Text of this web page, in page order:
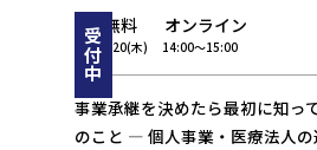
受付中
無料 オンライン
08/20(木) 14:00〜15:00
事業承継を決めたら最初に知っ
のこと ― 個人事業・医療法人の